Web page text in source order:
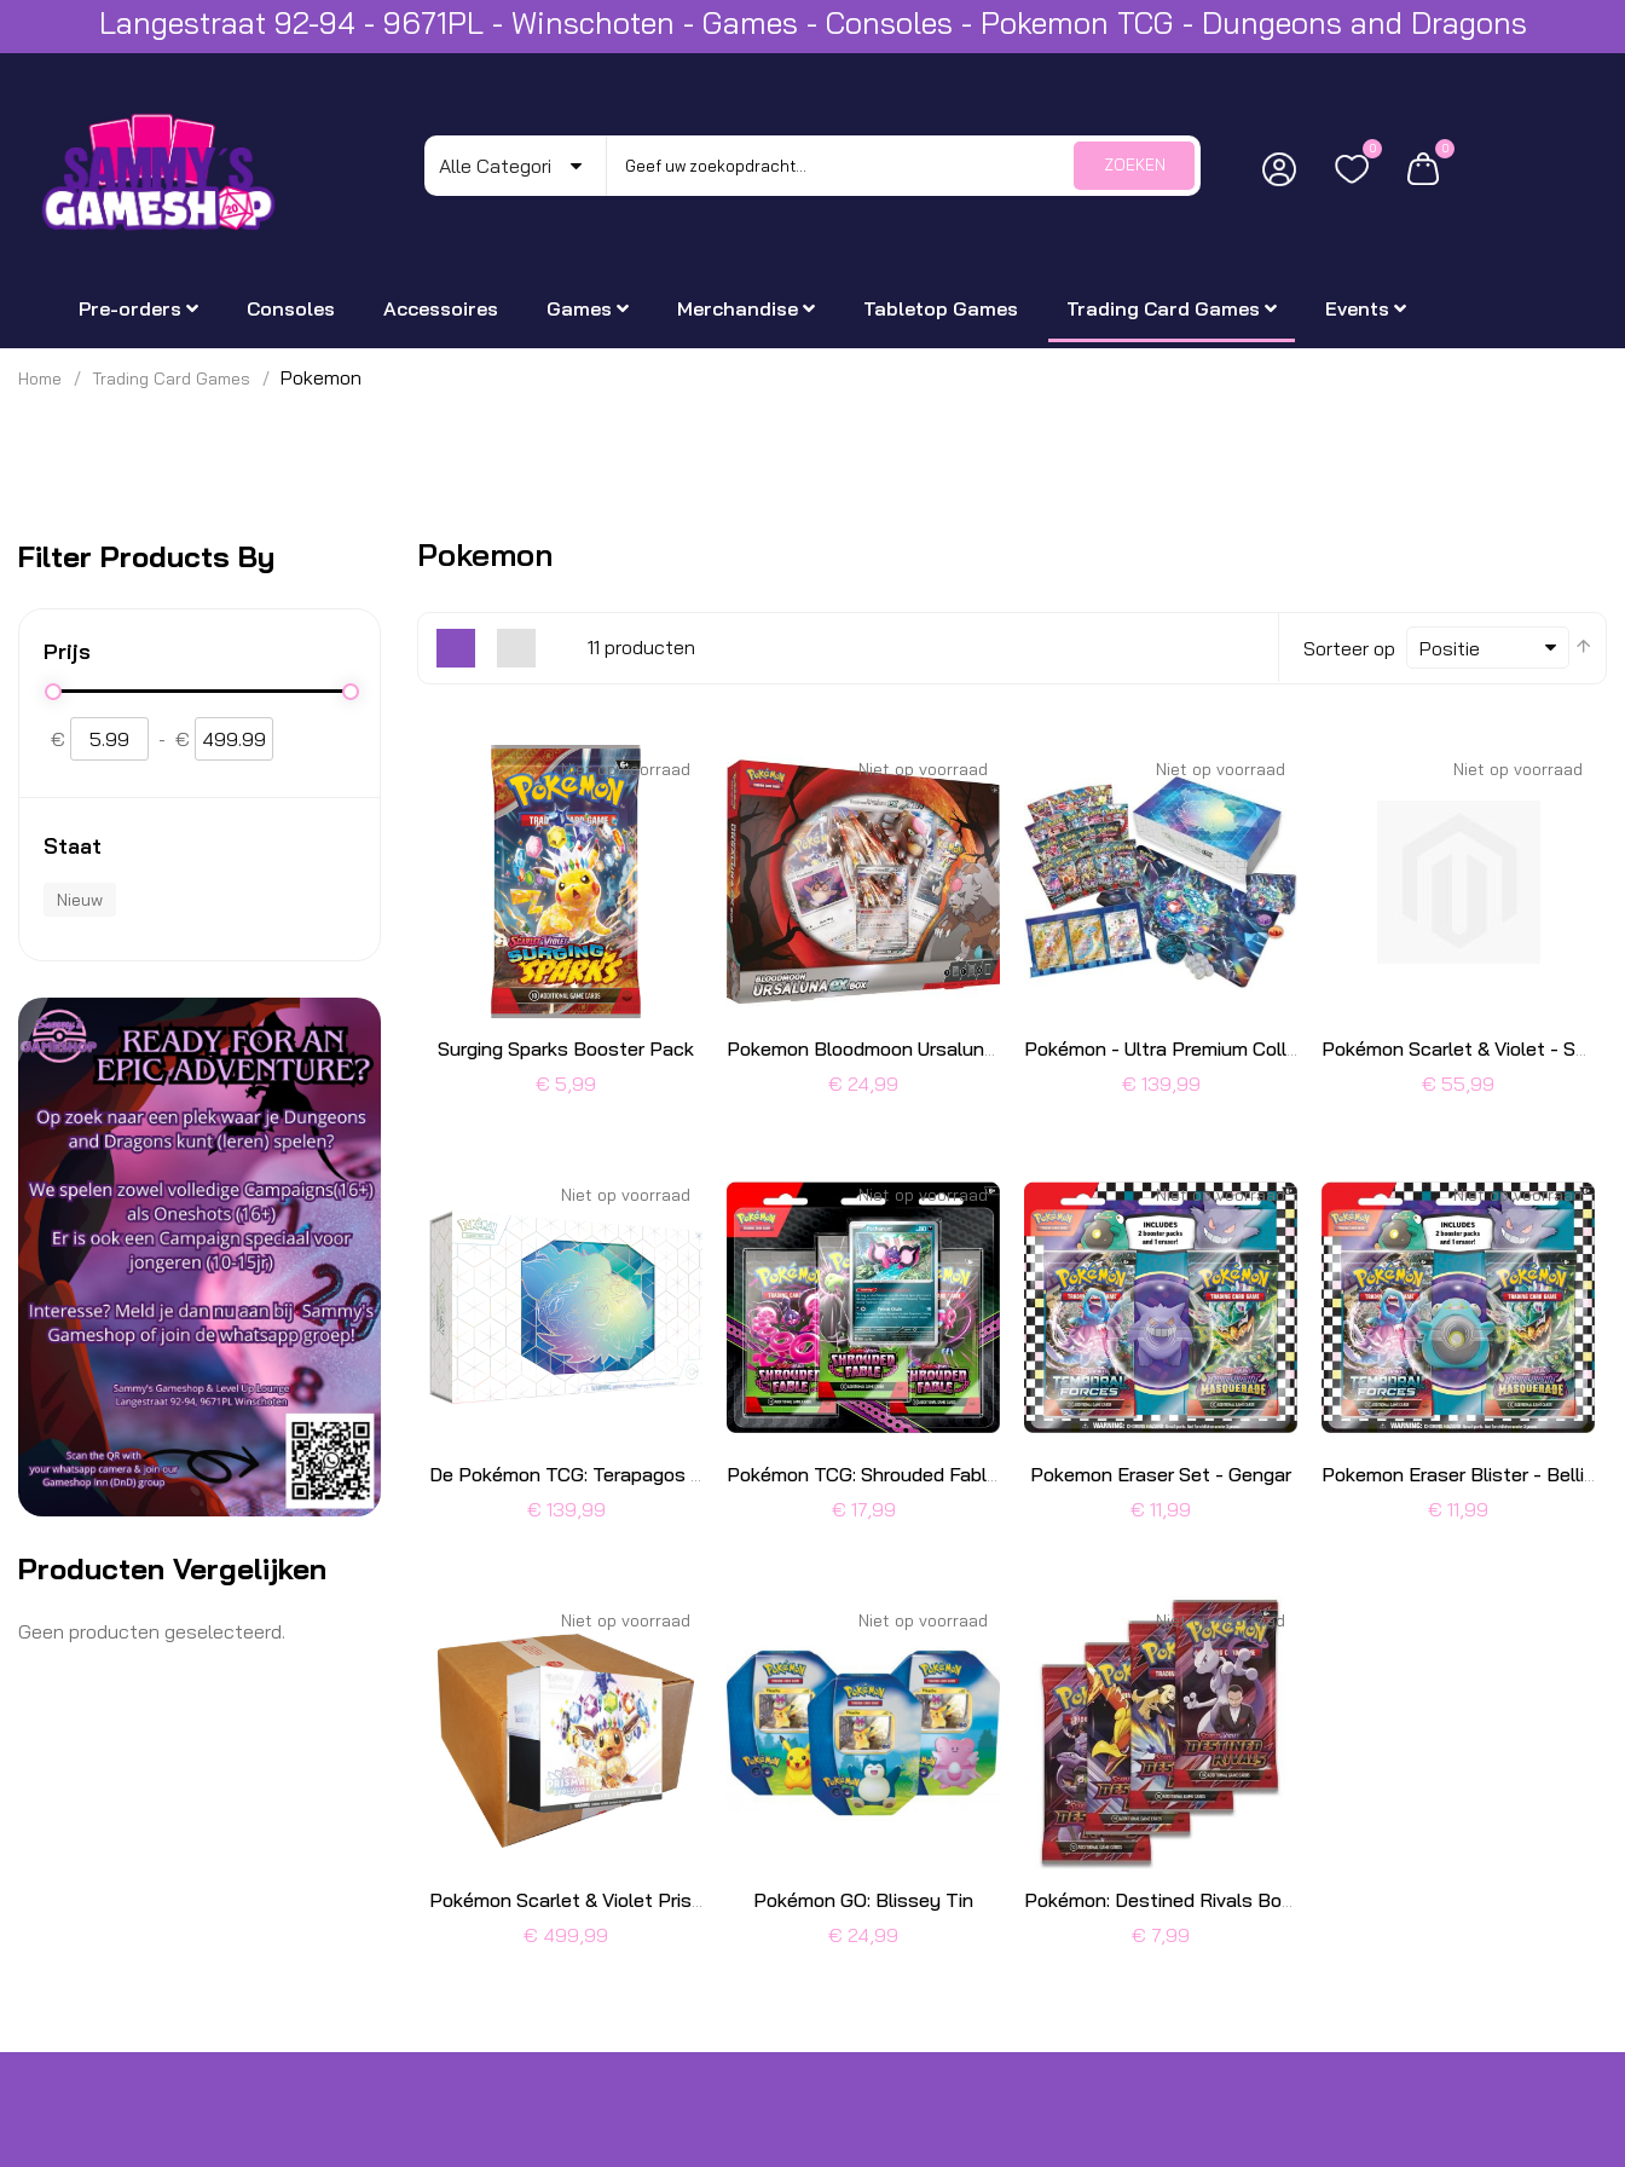
Langestraat 92-94 - 9671PL - Winschoten - Games - Consoles - Pokemon TCG - Dungeons and Dragons
ZOEKEN
0 0
Pre-orders Consoles Accessoires Games Merchandise Tabletop Games Trading Card Games Events
Home Trading Card Games Pokemon
Pokemon
11 producten Sorteer op
Surging Sparks Booster Pack
€ 5,99
Niet op voorraad
Pokemon Bloodmoon Ursaluna ex Box
€ 24,99
Niet op voorraad
Pokémon - Ultra Premium Collection Terapagos
€ 139,99
Niet op voorraad
Pokémon Scarlet & Violet - SV08.5 - Prismatic Evolutions - Elite Trainer Box
€ 55,99
Niet op voorraad
De Pokémon TCG: Terapagos ex Ultra-Premium Collection
€ 139,99
Niet op voorraad
Pokémon TCG: Shrouded Fable 3 Booster Packs
€ 17,99
Niet op voorraad
Pokemon Eraser Set - Gengar
€ 11,99
Niet op voorraad
Pokemon Eraser Blister - Bellibolt
€ 11,99
Niet op voorraad
Pokémon Scarlet & Violet Prismatic Evolutions Elite Trainer Box Case
€ 499,99
Niet op voorraad
Pokémon GO: Blissey Tin
€ 24,99
Niet op voorraad
Pokémon: Destined Rivals Boosterpack
€ 7,99
Niet op voorraad
Filter Products By
Prijs
€ - €
Staat
Nieuw
Producten Vergelijken
Geen producten geselecteerd.